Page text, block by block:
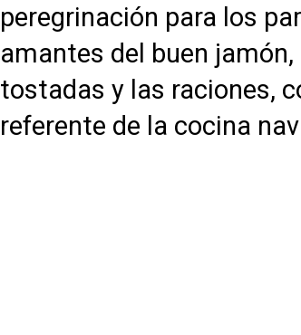
peregrinación para los
amantes del buen
tostadas y las raciones,
referente de la cocina